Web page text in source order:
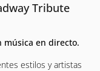
Tribute
música en directo.
estilos y artistas